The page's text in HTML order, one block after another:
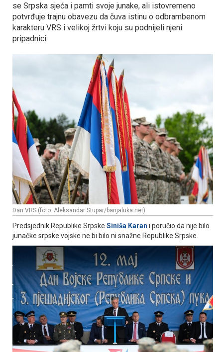
se Srpska sjeća i pamti svoje junake, ali istovremeno
potvrđuje trajnu obavezu da čuva istinu o odbrambenom
karakteru VRS i velikoj žrtvi koju su podnijeli njeni
pripadnici.
Dan VRS (foto: Aleksandar Stupar/banjaluka.net)
Predsjednik Republike Srpske Siniša Karan i poručio da nije bilo
junačke srpske vojske ne bi bilo ni snažne Republike Srpske.